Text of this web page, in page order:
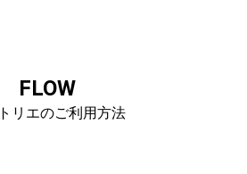
FLOW
リエのご利用方法